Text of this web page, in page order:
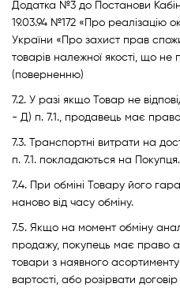
Додатка №3 до Постанови
19.03.94 №172 «Про реалізацію
України «Про захист прав
товарів належної якості, що не
(поверненню)
7.2. У разі якщо Товар не
- Д) п. 7.1., продавець має право
7.3. Транспортні витрати на
п. 7.1. покладаються на Покупця.
7.4. При обміні Товару його
наново від часу обміну.
7.5. Якщо на момент обміну
продажу, покупець має право
товари з наявного
вартості, або розірвати